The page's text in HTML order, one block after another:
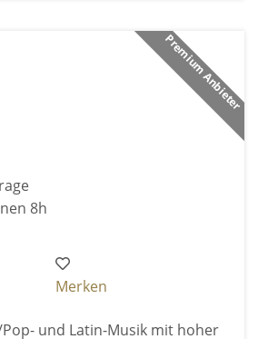
Premium Anbieter
8h
Merken
und Latin-Musik mit hoher